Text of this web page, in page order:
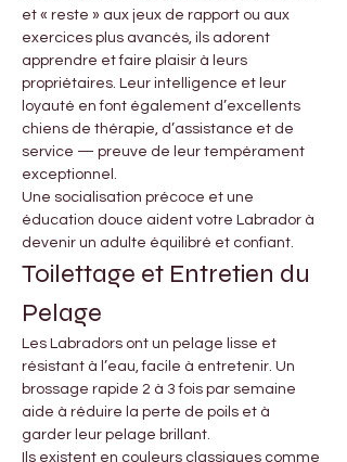
et « reste » aux jeux de rapport ou aux
exercices plus avancés, ils adorent
apprendre et faire plaisir à leurs
propriétaires. Leur intelligence et leur
loyauté en font également d’excellents
chiens de thérapie, d’assistance et de
service — preuve de leur tempérament
exceptionnel.
Une socialisation précoce et une
éducation douce aident votre Labrador à
devenir un adulte équilibré et confiant.
Toilettage et Entretien du
Pelage
Les Labradors ont un pelage lisse et
résistant à l’eau, facile à entretenir. Un
brossage rapide 2 à 3 fois par semaine
aide à réduire la perte de poils et à
garder leur pelage brillant.
Ils existent en couleurs classiques comme